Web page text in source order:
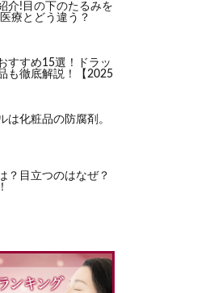
介!目の下のたるみを
療とどう違う？
すすめ15選！ドラッ
も徹底解説！【2025
は化粧品の防腐剤。
？目立つのはなぜ？